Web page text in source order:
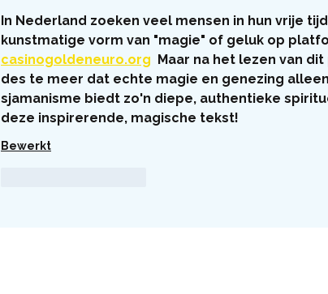
In Nederland zoeken veel mensen in hun vrije
kunstmatige vorm van "magie" of geluk op
casinogoldeneuro.org
Maar na het lezen van
des te meer dat echte magie en genezing
sjamanisme biedt zo'n diepe, authentieke
deze inspirerende, magische tekst!
Bewerkt